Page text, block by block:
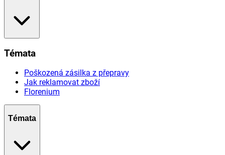
Témata
Poškozená zásilka z přepravy
Jak reklamovat zboží
Florenium
Témata